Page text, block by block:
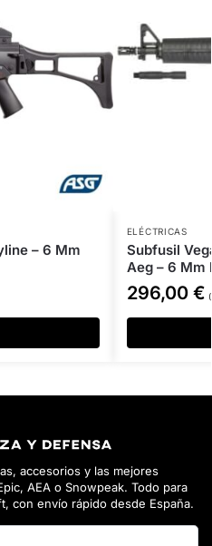
– 6 Mm
ELÉCTRICAS
Subfusil
Aeg – 6 Mm
296,00 €
accesorios y las mejores
AEA o Snowpeak. Todo para
con envío rápido desde España.